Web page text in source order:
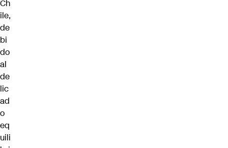
Ch
ile,
de
bi
do
al
de
lic
ad
o
eq
uili